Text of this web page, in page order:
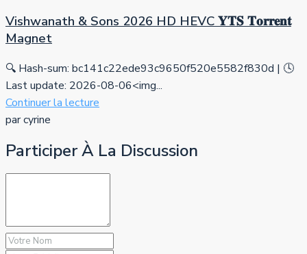
Vishwanath & Sons 2026 HD HEVC 𝐘𝐓𝐒 𝐓𝐨𝐫𝐫𝐞𝐧𝐭
Magnet
🔍 Hash-sum: bc141c22ede93c9650f520e5582f830d | 🕓
Last update: 2026-08-06<img...
Continuer la lecture
par cyrine
Participer À La Discussion